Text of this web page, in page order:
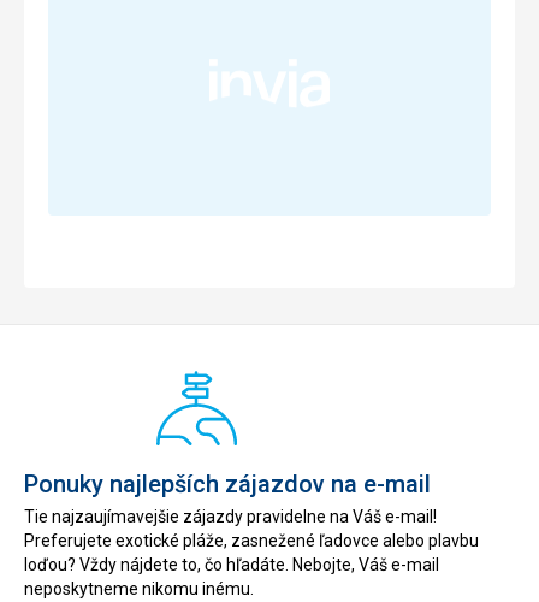
Ponuky najlepších zájazdov na e-mail
Tie najzaujímavejšie zájazdy pravidelne na Váš e-mail!
Preferujete exotické pláže, zasnežené ľadovce alebo plavbu
loďou? Vždy nájdete to, čo hľadáte. Nebojte, Váš e-mail
neposkytneme nikomu inému.